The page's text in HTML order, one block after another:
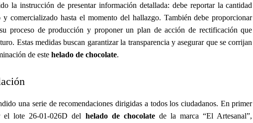
la instrucción de presentar información detallada: debe reportar la cantidad
comercializado hasta el momento del hallazgo. También debe proporcionar
proceso de producción y proponer un plan de acción de rectificación que
Estas medidas buscan garantizar la transparencia y asegurar que se corrijan
de este helado de chocolate.
una serie de recomendaciones dirigidas a todos los ciudadanos. En primer
el lote 26-01-026D del helado de chocolatede la marca “El Artesanal”,